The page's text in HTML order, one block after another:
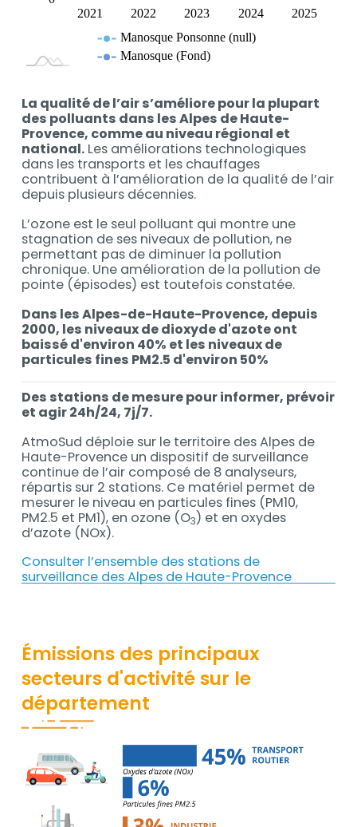
La qualité de l’air s’améliore pour la plupart
des polluants dans les Alpes de Haute-
Provence, comme au niveau régional et
national.Les améliorations technologiques
dans les transports et les chauffages
contribuent à l’amélioration de la qualité de l’air
depuis plusieurs décennies.
L’ozone est le seul polluant qui montre une
stagnation de ses niveaux de pollution, ne
permettant pas de diminuer la pollution
chronique. Une amélioration de la pollution de
pointe (épisodes) est toutefois constatée.
Dans les Alpes-de-Haute-Provence, depuis
2000, les niveaux de dioxyde d'azote ont
baissé d'environ 40% et les niveaux de
particules fines PM2.5 d'environ 50%
Des stations de mesure pour informer, prévoir
et agir 24h/24, 7j/7.
AtmoSud déploie sur le territoire des Alpes de
Haute-Provence un dispositif de surveillance
continue de l’air composé de 8 analyseurs,
répartis sur 2 stations. Ce matériel permet de
mesurer le niveau en particules fines (PM10,
PM2.5 et PM1), en ozone (O3) et en oxydes
d’azote (NOx).
Consulter l’ensemble des stations de
surveillance des Alpes de Haute-Provence
Émissions des principaux
secteurs d'activité sur le
département
Contenu